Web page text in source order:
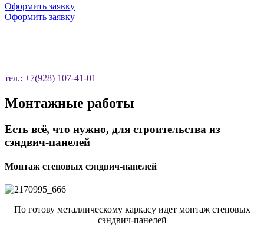
Оформить заявку
Оформить заявку
тел.: +7(928) 107-41-01
Монтажные работы
Есть всё, что нужно, для строительства из
сэндвич-панелей
Монтаж стеновых сэндвич-панелей
По готову металлическому каркасу идет монтаж стеновых
сэндвич-панелей